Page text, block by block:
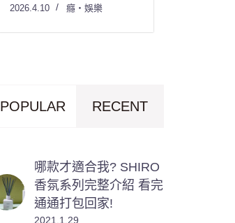
2026.4.10 癮・娛樂
POPULAR RECENT
哪款才適合我? SHIRO
香氛系列完整介紹 看完
通通打包回家!
2021.1.29